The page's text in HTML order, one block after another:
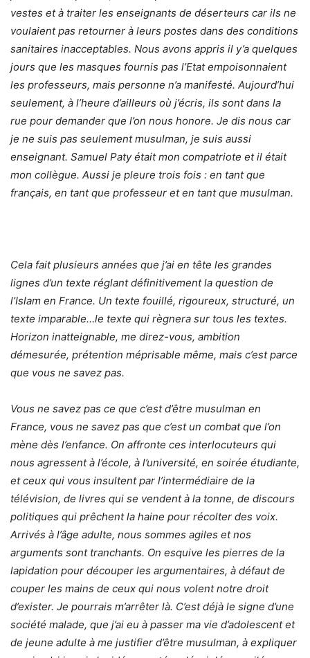
vestes et à traiter les enseignants de déserteurs car ils ne
voulaient pas retourner à leurs postes dans des conditions
sanitaires inacceptables. Nous avons appris il y’a quelques
jours que les masques fournis pas l’Etat empoisonnaient
les professeurs, mais personne n’a manifesté. Aujourd’hui
seulement, à l’heure d’ailleurs où j’écris, ils sont dans la
rue pour demander que l’on nous honore. Je dis nous car
je ne suis pas seulement musulman, je suis aussi
enseignant. Samuel Paty était mon compatriote et il était
mon collègue. Aussi je pleure trois fois : en tant que
français, en tant que professeur et en tant que musulman.
Cela fait plusieurs années que j’ai en tête les grandes
lignes d’un texte réglant définitivement la question de
l’Islam en France. Un texte fouillé, rigoureux, structuré, un
texte imparable…le texte qui règnera sur tous les textes.
Horizon inatteignable, me direz-vous, ambition
démesurée, prétention méprisable même, mais c’est parce
que vous ne savez pas.
Vous ne savez pas ce que c’est d’être musulman en
France, vous ne savez pas que c’est un combat que l’on
mène dès l’enfance. On affronte ces interlocuteurs qui
nous agressent à l’école, à l’université, en soirée étudiante,
et ceux qui vous insultent par l’intermédiaire de la
télévision, de livres qui se vendent à la tonne, de discours
politiques qui prêchent la haine pour récolter des voix.
Arrivés à l’âge adulte, nous sommes agiles et nos
arguments sont tranchants. On esquive les pierres de la
lapidation pour découper les argumentaires, à défaut de
couper les mains de ceux qui nous volent notre droit
d’exister. Je pourrais m’arrêter là. C’est déjà le signe d’une
société malade, que j’ai eu à passer ma vie d’adolescent et
de jeune adulte à me justifier d’être musulman, à expliquer